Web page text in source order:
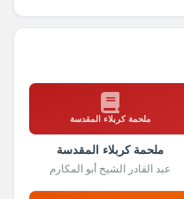
ملحمة كربلاء المقدسة
ملحمة كربلاء المقدسة
عبد القادر الشيخ أبو المكارم